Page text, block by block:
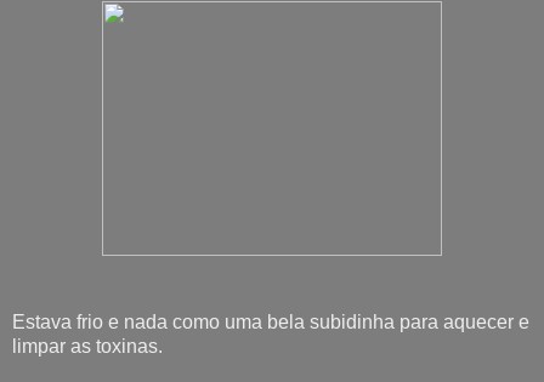
Estava frio e nada como uma bela subidinha para aquecer e
limpar as toxinas.